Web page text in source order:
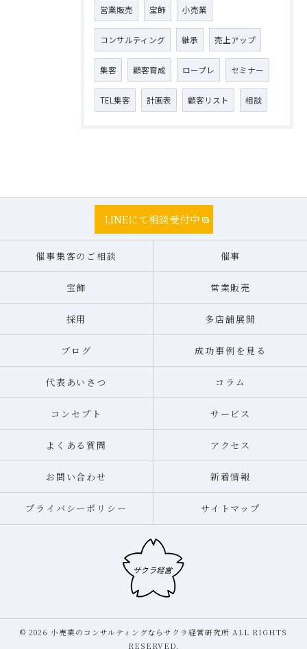
営業販売 宝飾 小売業
コンサルティング 継承 売上アップ
集客 顧客育成 ロープレ セミナー
TEL集客 計画表 顧客リスト 相談
LINEにて相談受付中
催事集客のご相談 催事
宝飾 営業販売
採用 多店舗展開
ブログ 成功事例を見る
代表あいさつ コラム
コンセプト サービス
よくある質問 アクセス
お問い合わせ 新着情報
プライバシーポリシー サイトマップ
© 2026 小売業のコンサルティングならサクラ経営研究所 ALL RIGHTS
RESERVED.